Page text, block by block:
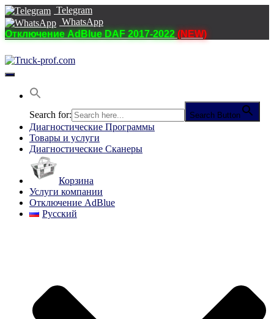
Telegram
WhatsApp
Отключение AdBlue DAF 2017-2022 (NEW)
Переключить
навигацию
Search for: Search Button
Диагностические Программы
Товары и услуги
Диагностические Сканеры
Корзина
Услуги компании
Отключение AdBlue
Русский